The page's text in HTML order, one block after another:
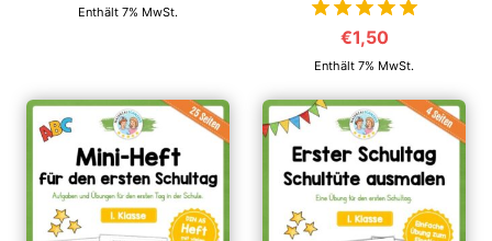
Enthält 7% MwSt.
von 5
€1,50
Enthält 7% MwSt.